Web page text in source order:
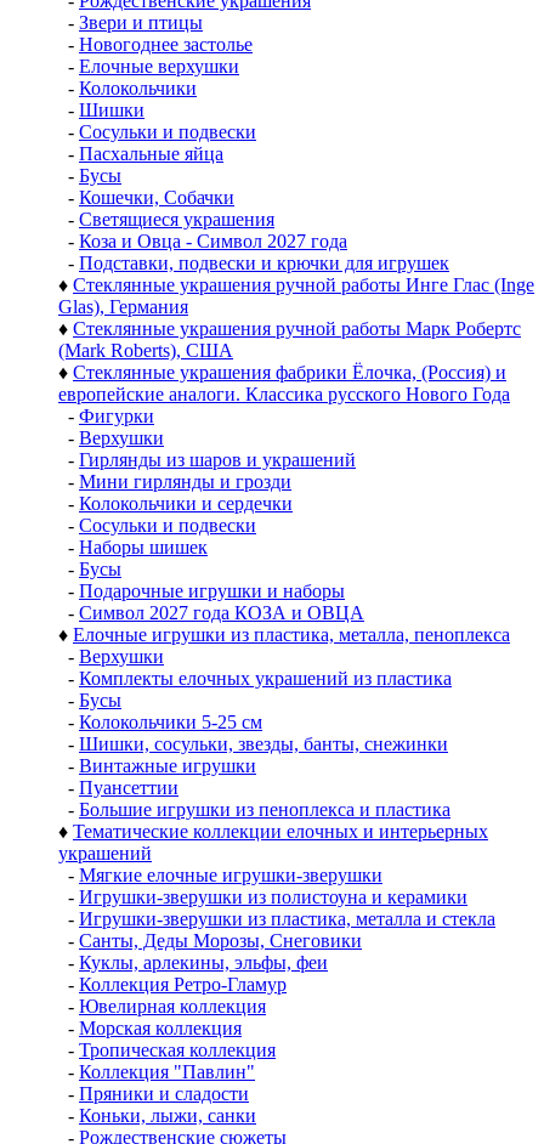
- Звери и птицы
- Новогоднее застолье
- Елочные верхушки
- Колокольчики
- Шишки
- Сосульки и подвески
- Пасхальные яйца
- Бусы
- Кошечки, Собачки
- Светящиеся украшения
- Коза и Овца - Символ 2027 года
- Подставки, подвески и крючки для игрушек
♦ Стеклянные украшения ручной работы Инге Глас (Inge
Glas), Германия
♦ Стеклянные украшения ручной работы Марк Робертс
(Mark Roberts), США
♦ Стеклянные украшения фабрики Ёлочка, (Россия) и
европейские аналоги. Классика русского Нового Года
- Фигурки
- Верхушки
- Гирлянды из шаров и украшений
- Мини гирлянды и грозди
- Колокольчики и сердечки
- Сосульки и подвески
- Наборы шишек
- Бусы
- Подарочные игрушки и наборы
- Символ 2027 года КОЗА и ОВЦА
♦ Елочные игрушки из пластика, металла, пеноплекса
- Верхушки
- Комплекты елочных украшений из пластика
- Бусы
- Колокольчики 5-25 см
- Шишки, сосульки, звезды, банты, снежинки
- Винтажные игрушки
- Пуансеттии
- Большие игрушки из пеноплекса и пластика
♦ Тематические коллекции елочных и интерьерных
украшений
- Мягкие елочные игрушки-зверушки
- Игрушки-зверушки из полистоуна и керамики
- Игрушки-зверушки из пластика, металла и стекла
- Санты, Деды Морозы, Снеговики
- Куклы, арлекины, эльфы, феи
- Коллекция Ретро-Гламур
- Ювелирная коллекция
- Морская коллекция
- Тропическая коллекция
- Коллекция "Павлин"
- Пряники и сладости
- Коньки, лыжи, санки
- Рождественские сюжеты